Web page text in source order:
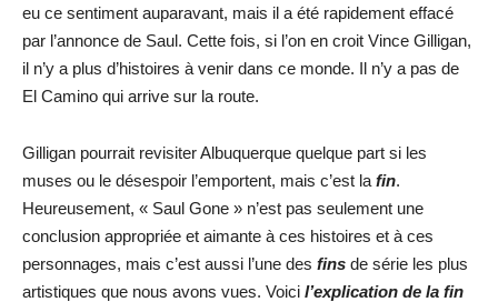
eu ce sentiment auparavant, mais il a été rapidement effacé
par l’annonce de Saul. Cette fois, si l’on en croit Vince Gilligan,
il n’y a plus d’histoires à venir dans ce monde. Il n’y a pas de
El Camino qui arrive sur la route.
Gilligan pourrait revisiter Albuquerque quelque part si les
muses ou le désespoir l’emportent, mais c’est la fin.
Heureusement, « Saul Gone » n’est pas seulement une
conclusion appropriée et aimante à ces histoires et à ces
personnages, mais c’est aussi l’une des fins de série les plus
artistiques que nous avons vues. Voici l’explication de la fin